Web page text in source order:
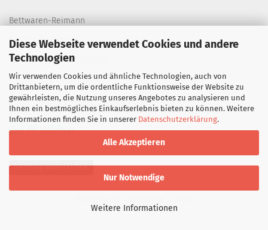
Diese Webseite verwendet Cookies und andere
Technologien
Wir verwenden Cookies und ähnliche Technologien, auch von
Drittanbietern, um die ordentliche Funktionsweise der Website zu
gewährleisten, die Nutzung unseres Angebotes zu analysieren und
Ihnen ein bestmögliches Einkaufserlebnis bieten zu können. Weitere
Informationen finden Sie in unserer Datenschutzerklärung.
Alle Akzeptieren
Nur Notwendige
Weitere Informationen
Bettwaren-Reimann
Ebereschenweg 30
03149 Forst / Deutschland
Telefon: +49 3562 95 55 77
E-Mail:info@bettwaren-reimann.de
Vertrag widerrufen